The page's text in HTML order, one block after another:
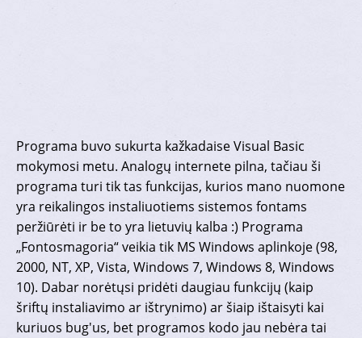
Programa buvo sukurta kažkadaise Visual Basic
mokymosi metu. Analogų internete pilna, tačiau ši
programa turi tik tas funkcijas, kurios mano nuomone
yra reikalingos instaliuotiems sistemos fontams
peržiūrėti ir be to yra lietuvių kalba :) Programa
„Fontosmagoria“ veikia tik MS Windows aplinkoje (98,
2000, NT, XP, Vista, Windows 7, Windows 8, Windows
10). Dabar norėtųsi pridėti daugiau funkcijų (kaip
šriftų instaliavimo ar ištrynimo) ar šiaip ištaisyti kai
kuriuos bug'us, bet programos kodo jau nebėra tai